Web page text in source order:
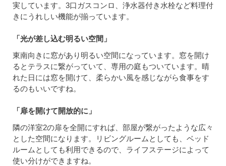
実しています。3口ガスコンロ、浄水器付き水栓など料理付
きにうれしい機能が揃っています。
「光が差し込む明るい空間」
東南向きに窓があり明るい空間になっています。窓を開け
るとテラスに繋がっていて、専用の庭もついています。晴
れた日には窓を開けて、柔らかい風を感じながら食事をす
るのもいいですね。
「扉を開けて開放的に」
隣の洋室2の扉を全開にすれば、部屋が繋がったような広々
とした空間になります。リビングルームとしても、ベッド
ルームとしても利用できるので、ライフステージによって
使い分けができますね。